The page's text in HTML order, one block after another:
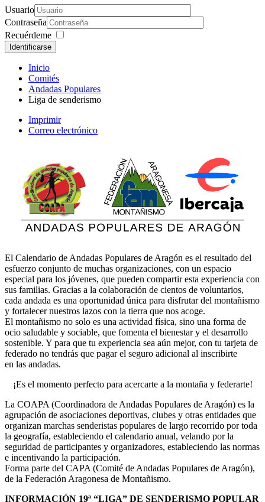
Usuario
Contraseña
Recuérdeme
Identificarse
Inicio
Comités
Andadas Populares
Liga de senderismo
Imprimir
Correo electrónico
El Calendario de Andadas Populares de Aragón es el resultado del
esfuerzo conjunto de muchas organizaciones, con un espacio
especial para los jóvenes, que pueden compartir esta experiencia con
sus familias. Gracias a la colaboración de cientos de voluntarios,
cada andada es una oportunidad única para disfrutar del montañismo
y fortalecer nuestros lazos con la tierra que nos acoge.
El montañismo no solo es una actividad física, sino una forma de
ocio saludable y sociable, que fomenta el bienestar y el desarrollo
sostenible. Y para que tu experiencia sea aún mejor, con tu tarjeta de
federado no tendrás que pagar el seguro adicional al inscribirte
en las andadas.
¡Es el momento perfecto para acercarte a la montaña y federarte!
La COAPA (Coordinadora de Andadas Populares de Aragón) es la
agrupación de asociaciones deportivas, clubes y otras entidades que
organizan marchas senderistas populares de largo recorrido por toda
la geografía, estableciendo el calendario anual, velando por la
seguridad de participantes y organizadores, estableciendo las normas
e incentivando la participación.
Forma parte del CAPA (Comité de Andadas Populares de Aragón),
de la Federación Aragonesa de Montañismo.
INFORMACIÓN 19ª “LIGA” DE SENDERISMO POPULAR